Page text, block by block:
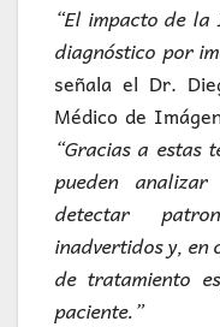
“El impacto de
diagnóstico por
señala el Dr.
Médico de
“Gracias a estas
pueden
detectar
inadvertidos y, en
de tratamiento
paciente.”